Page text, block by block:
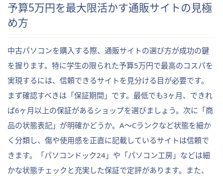
予算5万円を最大限活かす通販サイトの見極
め方
中古パソコンを購入する際、通販サイトの選び方が成功の鍵
を握ります。特に学生の限られた予算5万円で最高のコスパを
実現するには、信頼できるサイトを見分ける目が必要です。
まず確認すべきは「保証期間」です。最低でも3ヶ月、できれ
ば6ヶ月以上の保証があるショップを選びましょう。次に「商
品の状態表記」が明確かどうか。A～Cランクなど状態を細か
く分類し、傷や使用感を正直に記載しているサイトは信頼で
きます。「パソコンドック24」や「パソコン工房」などは細
かな状態チェックと充実した保証で定評があります。また、